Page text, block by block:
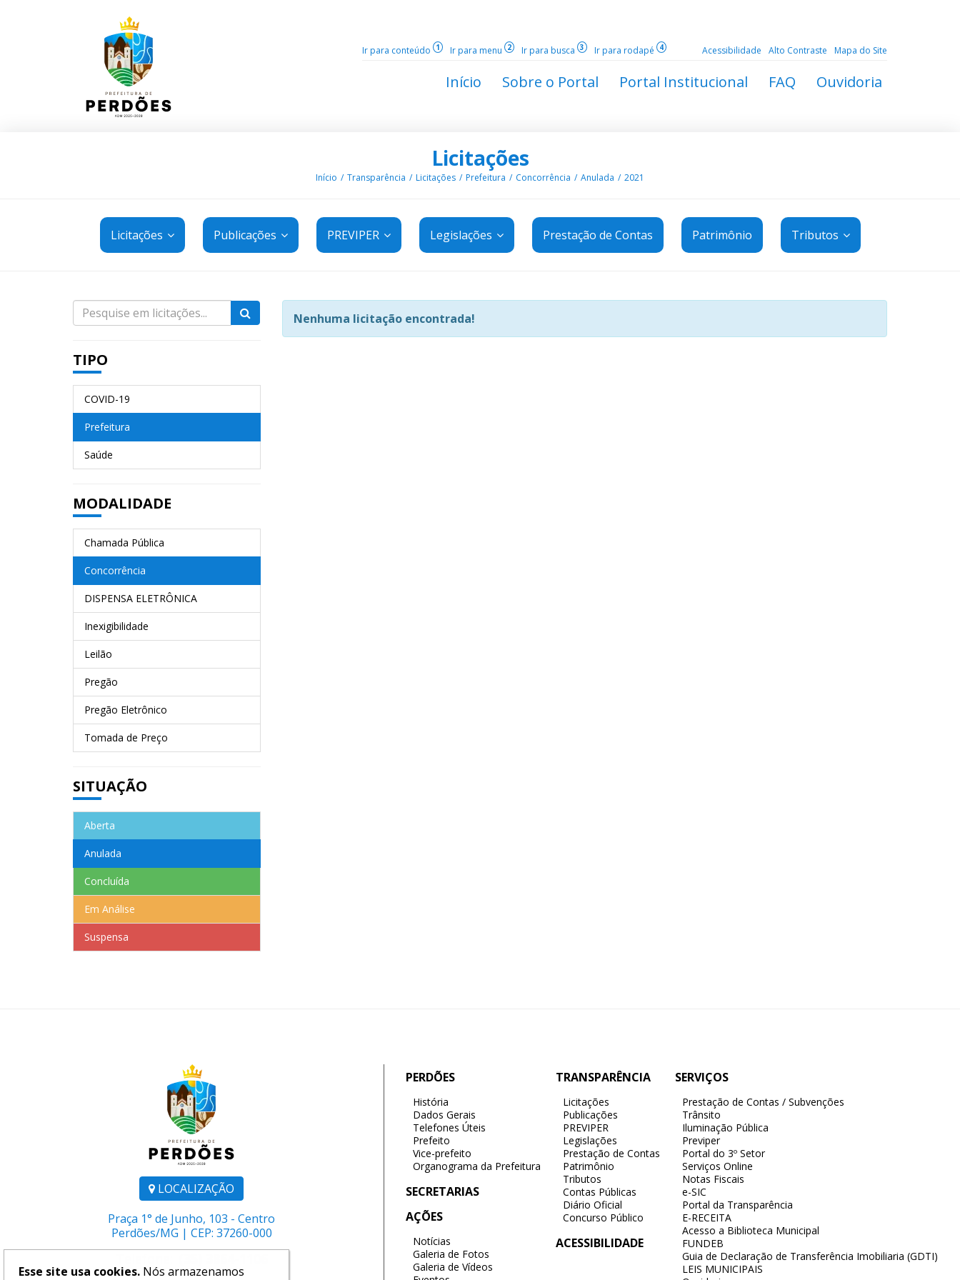
Ir para conteúdo 1 Ir para menu 2 Ir para busca 3 Ir para rodapé 4 Acessibilidade Alto Contraste Mapa do Site
Início Sobre o Portal Portal Institucional FAQ Ouvidoria
Licitações
Início Transparência Licitações Prefeitura Concorrência Anulada 2021
Licitações Publicações PREVIPER Legislações Prestação de Contas Patrimônio Tributos
TIPO
COVID-19
Prefeitura
Saúde
MODALIDADE
Chamada Pública
Concorrência
DISPENSA ELETRÔNICA
Inexigibilidade
Leilão
Pregão
Pregão Eletrônico
Tomada de Preço
SITUAÇÃO
Aberta
Anulada
Concluída
Em Análise
Suspensa
Nenhuma licitação encontrada!
LOCALIZAÇÃO
Praça 1° de Junho, 103 - Centro
Perdões/MG | CEP: 37260-000
PERDÕES
História
Dados Gerais
Telefones Úteis
Prefeito
Vice-prefeito
Organograma da Prefeitura
SECRETARIAS
AÇÕES
Notícias
Galeria de Fotos
Galeria de Vídeos
TRANSPARÊNCIA
Licitações
Publicações
PREVIPER
Legislações
Prestação de Contas
Patrimônio
Tributos
Contas Públicas
Diário Oficial
Concurso Público
ACESSIBILIDADE
SERVIÇOS
Prestação de Contas / Subvenções
Trânsito
Iluminação Pública
Previper
Portal do 3º Setor
Serviços Online
Notas Fiscais
e-SIC
Portal da Transparência
E-RECEITA
Acesso a Biblioteca Municipal
FUNDEB
Guia de Declaração de Transferência Imobiliaria (GDTI)
LEIS MUNICIPAIS
Esse site usa cookies. Nós armazenamos